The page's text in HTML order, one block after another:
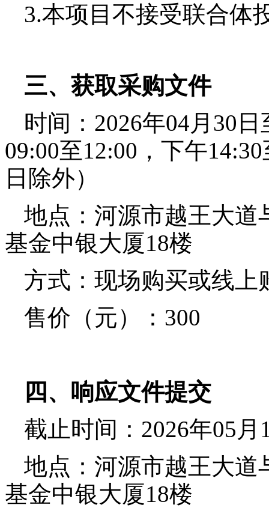
3.本项目不接受联合体
三、获取采购文件
时间： 2026年04月 30 日
09:00至12:00，下午
日除外）
地点：河源市越王大道
基金中银大厦18楼
方式： 现场购买或线上
售价（元）： 300
四、响应文件提交
截止时间： 2026年05月
地点： 河源市越王大道
基金中银大厦18楼